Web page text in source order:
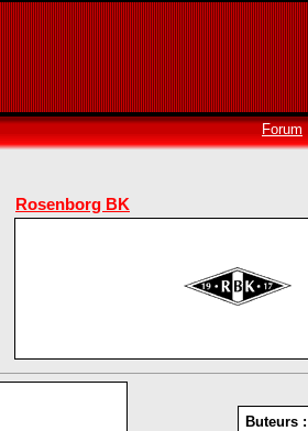
Forum
Rosenborg BK
Buteurs :